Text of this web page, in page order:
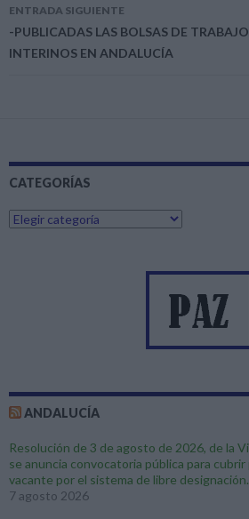
ENTRADA SIGUIENTE
-PUBLICADAS LAS BOLSAS DE
INTERINOS EN ANDALUCÍA
CATEGORÍAS
C
a
ANDALUCÍA
Resolución de 3 de agosto de 2026, de la
se anuncia convocatoria pública para
vacante por el sistema de libre designación.
7 agosto 2026